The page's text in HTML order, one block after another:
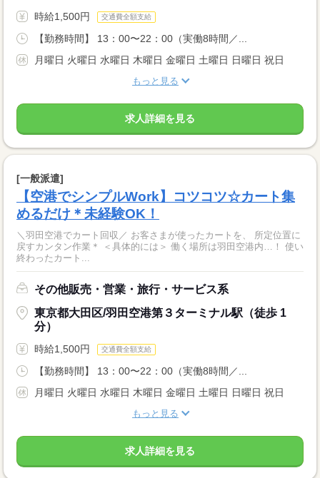
時給1,500円 交通費全額支給
【勤務時間】 13：00〜22：00（実働8時間／...
月曜日 火曜日 水曜日 木曜日 金曜日 土曜日 日曜日 祝日
もっと見る
求人詳細を見る
[一般派遣]
【空港でシンプルWork】コツコツ☆カート集
めるだけ＊未経験OK！
＼羽田空港でカート回収／ お客さまが使ったカートを、 所定位置に
戻すカンタン作業＊ ＜具体的には＞ 働く場所は羽田空港内…！ 使い
終わったカート...
その他販売・営業・旅行・サービス系
東京都大田区/羽田空港第３ターミナル駅（徒歩 1
分）
時給1,500円 交通費全額支給
【勤務時間】 13：00〜22：00（実働8時間／...
月曜日 火曜日 水曜日 木曜日 金曜日 土曜日 日曜日 祝日
もっと見る
求人詳細を見る